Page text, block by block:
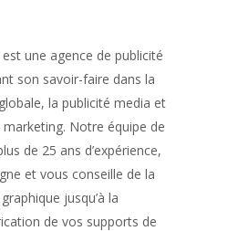
est une agence de publicité
son savoir-faire dans la
la publicité media et
Notre équipe de
de 25 ans d’expérience,
et vous conseille de la
jusqu’à la
de vos supports de